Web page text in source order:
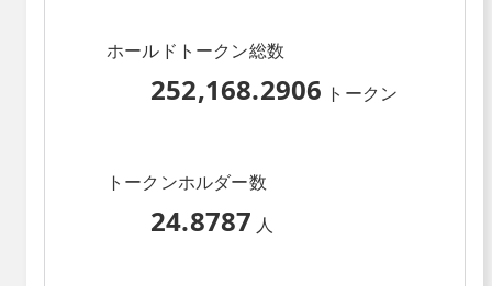
ホールドトークン総数
252,168.2906 トークン
トークンホルダー数
24.8787 人